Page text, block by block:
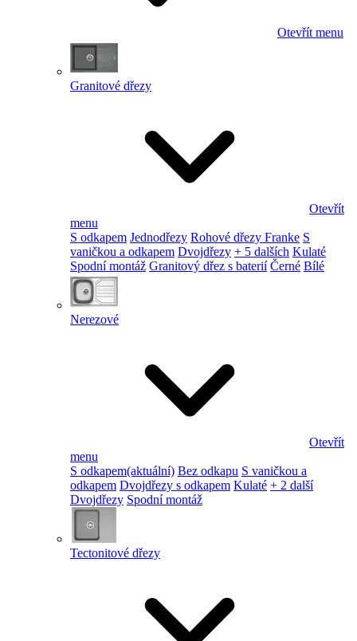
Otevřít menu
Granitové dřezy
Otevřít
menu
S odkapem Jednodřezy Rohové dřezy Franke S
vaničkou a odkapem Dvojdřezy + 5 dalších Kulaté
Spodní montáž Granitový dřez s baterií Černé Bílé
Nerezové
Otevřít
menu
S odkapem(aktuální) Bez odkapu S vaničkou a
odkapem Dvojdřezy s odkapem Kulaté + 2 další
Dvojdřezy Spodní montáž
Tectonitové dřezy